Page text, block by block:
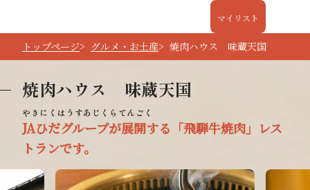
マイリスト
トップページ グルメ・お土産 焼肉ハウス 味蔵天国
焼肉ハウス 味蔵天国
JAひだグループが展開する「飛騨牛焼肉」レス
トランです。